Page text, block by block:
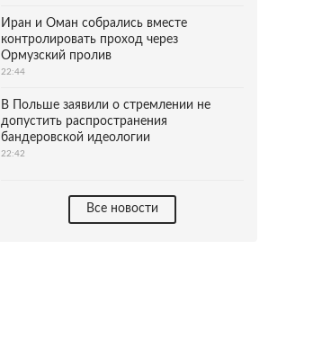
Иран и Оман собрались вместе
контролировать проход через
Ормузский пролив
22:44
В Польше заявили о стремлении не
допустить распространения
бандеровской идеологии
22:42
Все новости